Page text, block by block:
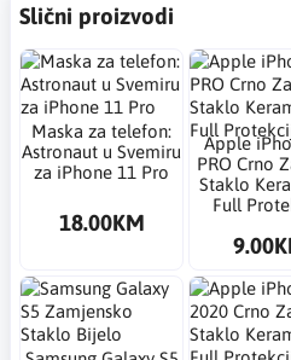
Slični proizvodi
Maska za telefon:
Astronaut u Svemiru
za iPhone 11 Pro
18.00KM
Apple
PRO Crno
Staklo
Full